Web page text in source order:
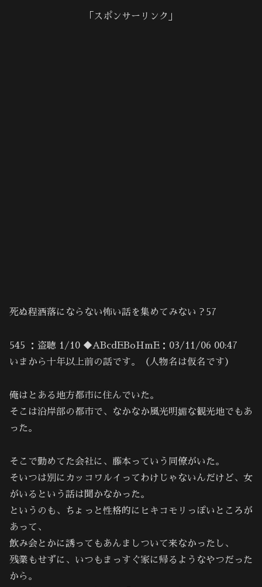
「スポンサーリンク」
死ぬ程洒落にならない怖い話を集めてみない？57
545 ：盗聴 1/10 ◆ABcdEBoHmE：03/11/06 00:47
いまから十年以上前の話です。（人物名は仮名です）
俺はとある地方都市に住んでいた。
そこは沿岸部の都市で、なかなか風光明媚な観光地でもあ
った。
そこで勤めてた会社に、藤本っていう同僚がいた。
そいつは別にカッコワルイってわけじゃないんだけど、女
がいるという話は聞かなかった。
というのも、ちょっと性格的にヒキコモリっぽいところが
あって、
飲み会とかに誘ってもあんましついて来なかったし、
残業もせずに、いつもまっすぐ家に帰るようなやつだった
から。